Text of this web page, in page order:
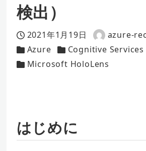
検出）
投稿日
2021年1月19日
著
者
azure-
カテゴリー
Azure
カテゴリー
Cognitive Services
カテゴリー
Microsoft HoloLens
はじめに